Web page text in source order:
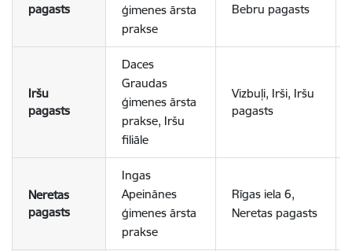
pagasts
ģimenes ārsta
prakse
Bebru pagasts
Iršu
pagasts
Daces
Graudas
ģimenes ārsta
prakse, Iršu
filiāle
Vizbuļi, Irši, Iršu
pagasts
Neretas
pagasts
Ingas
Apeinānes
ģimenes ārsta
prakse
Rīgas iela 6,
Neretas pagasts